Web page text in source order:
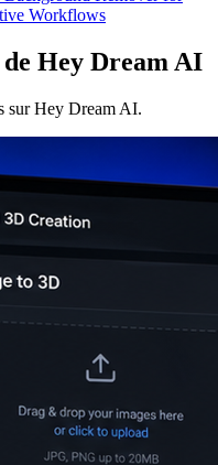
Workflows
Hey Dream AI
sur Hey Dream AI.